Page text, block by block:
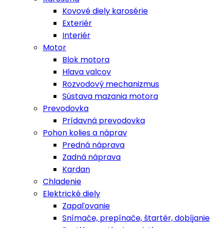
Kovové diely karosérie
Exteriér
Interiér
Motor
Blok motora
Hlava valcov
Rozvodový mechanizmus
Sústava mazania motora
Prevodovka
Prídavná prevodovka
Pohon kolies a náprav
Predná náprava
Zadná náprava
Kardan
Chladenie
Elektrické diely
Zapaľovanie
Snímače, prepínače, štartér, dobíjanie